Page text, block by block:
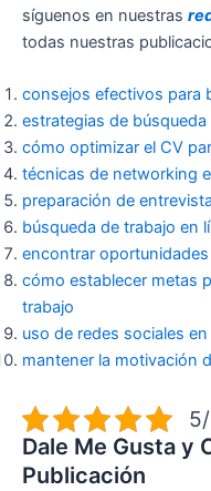
síguenos en nuestras
todas nuestras
consejos efectivos para
estrategias de
cómo optimizar el CV
técnicas de networking
preparación de
búsqueda de trabajo en
encontrar
cómo establecer metas
trabajo
uso de redes sociales
mantener la motivación
Dale Me Gusta y
Publicación